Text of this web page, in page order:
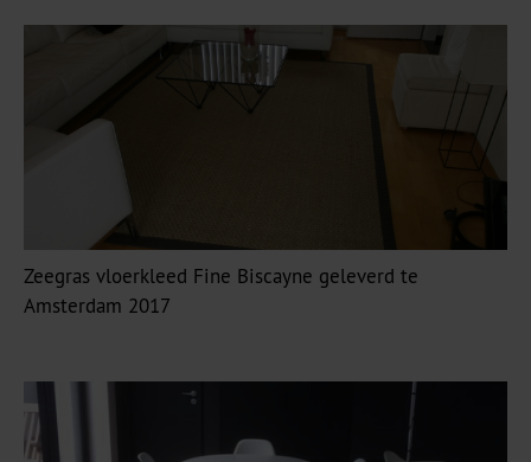
Zeegras vloerkleed Fine Biscayne geleverd te
Amsterdam 2017